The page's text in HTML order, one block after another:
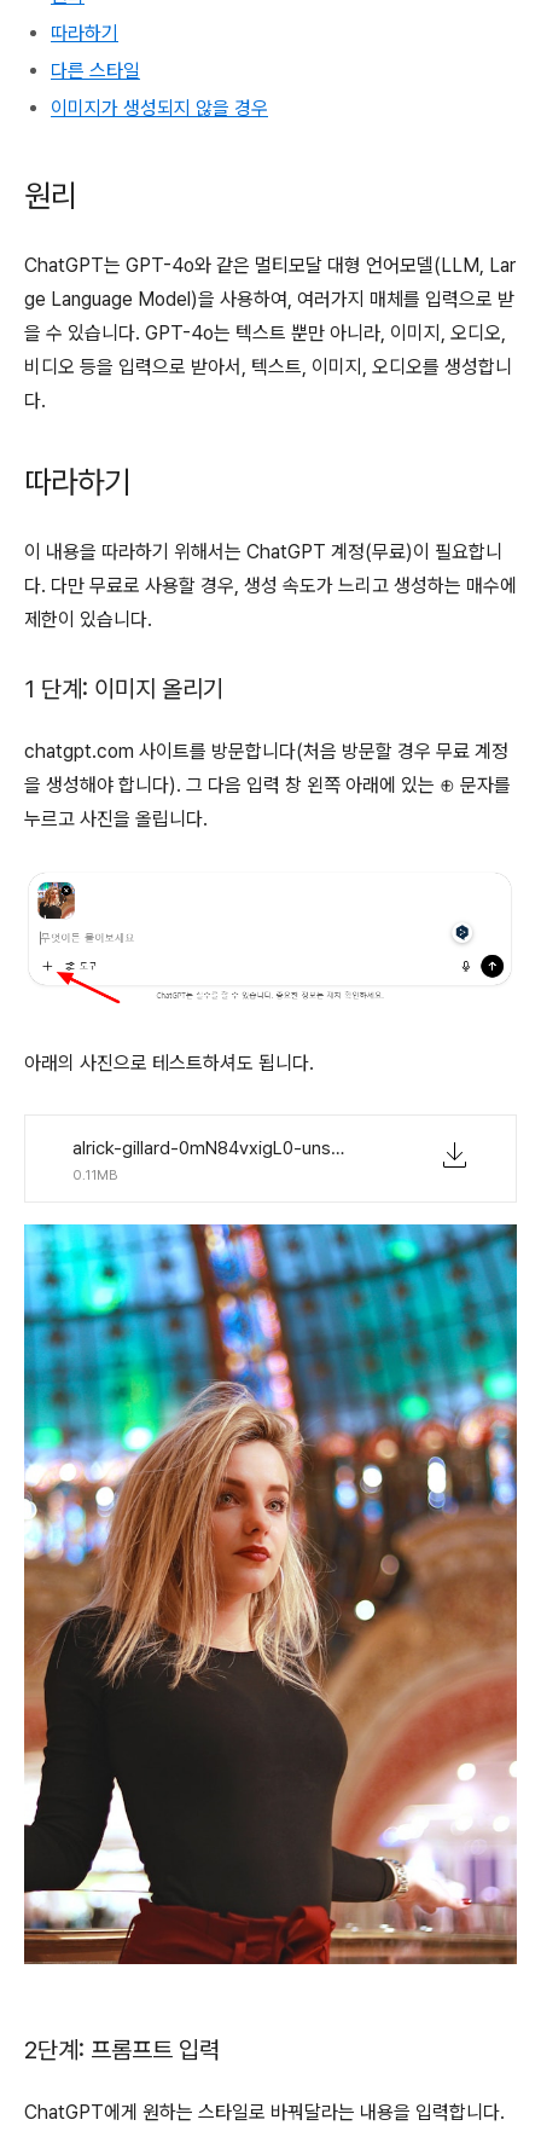
따라하기
다른 스타일
이미지가 생성되지 않을 경우
원리
ChatGPT는 GPT-4o와 같은 멀티모달 대형 언어모델(LLM, Lar
ge Language Model)을 사용하여, 여러가지 매체를 입력으로 받
을 수 있습니다. GPT-4o는 텍스트 뿐만 아니라, 이미지, 오디오,
비디오 등을 입력으로 받아서, 텍스트, 이미지, 오디오를 생성합니
다.
따라하기
이 내용을 따라하기 위해서는 ChatGPT 계정(무료)이 필요합니
다. 다만 무료로 사용할 경우, 생성 속도가 느리고 생성하는 매수에
제한이 있습니다.
1 단계: 이미지 올리기
chatgpt.com 사이트를 방문합니다(처음 방문할 경우 무료 계정
을 생성해야 합니다). 그 다음 입력 창 왼쪽 아래에 있는 ⊕ 문자를
누르고 사진을 올립니다.
아래의 사진으로 테스트하셔도 됩니다.
alrick-gillard-0mN84vxigL0-unsplash.jpg
0.11MB
2단계: 프롬프트 입력
ChatGPT에게 원하는 스타일로 바꿔달라는 내용을 입력합니다.